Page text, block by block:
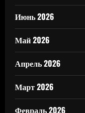
Июнь 2026
Май 2026
Апрель 2026
Март 2026
Февраль 2026